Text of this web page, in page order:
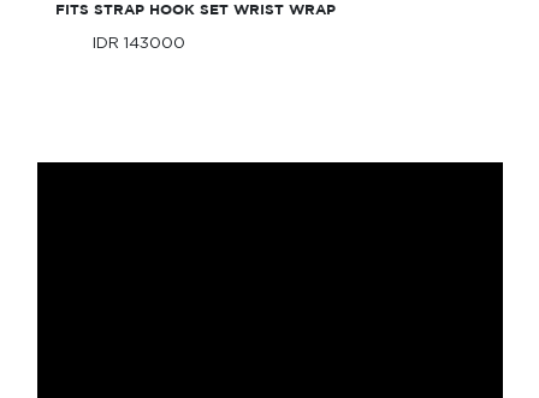
FITS STRAP HOOK SET WRIST WRAP
IDR 143000
IDR 143000